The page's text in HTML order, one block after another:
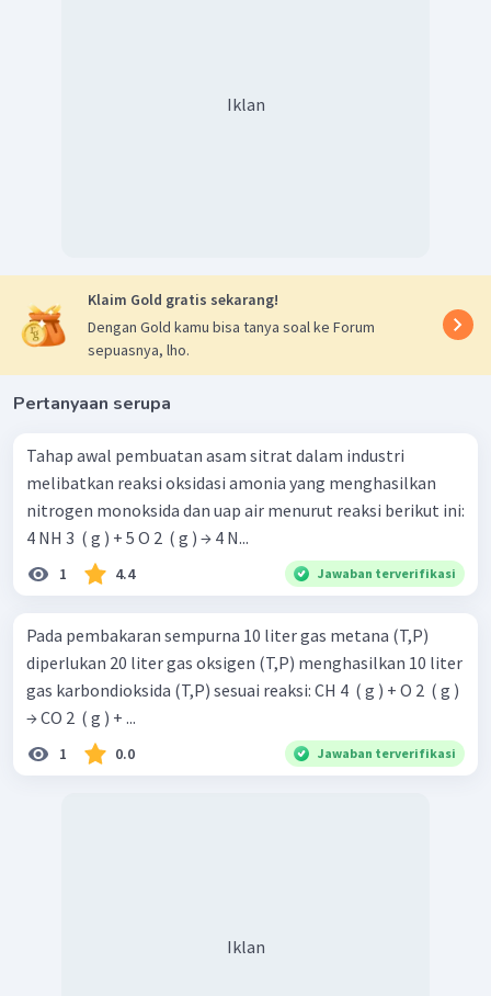
Iklan
Klaim Gold gratis sekarang!
Dengan Gold kamu bisa tanya soal ke Forum
sepuasnya, lho.
Pertanyaan serupa
Tahap awal pembuatan asam sitrat dalam industri
melibatkan reaksi oksidasi amonia yang menghasilkan
nitrogen monoksida dan uap air menurut reaksi berikut ini:
4 NH 3 ​ ( g ) + 5 O 2 ​ ( g ) → 4 N...
1 4.4 Jawaban terverifikasi
Pada pembakaran sempurna 10 liter gas metana (T,P)
diperlukan 20 liter gas oksigen (T,P) menghasilkan 10 liter
gas karbondioksida (T,P) sesuai reaksi: CH 4 ​ ( g ) + O 2 ​ ( g )
→ CO 2 ​ ( g ) + ...
1 0.0 Jawaban terverifikasi
Iklan